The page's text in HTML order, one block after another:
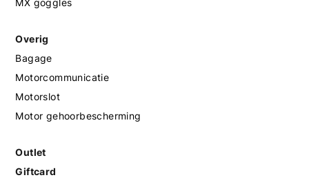
Overig
Bagage
Motorcommunicatie
Motorslot
Motor gehoorbescherming
Outlet
Giftcard